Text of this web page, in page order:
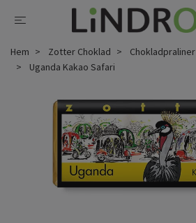
Hem Zotter Choklad
Chokladpraliner
Uganda Kakao Safari